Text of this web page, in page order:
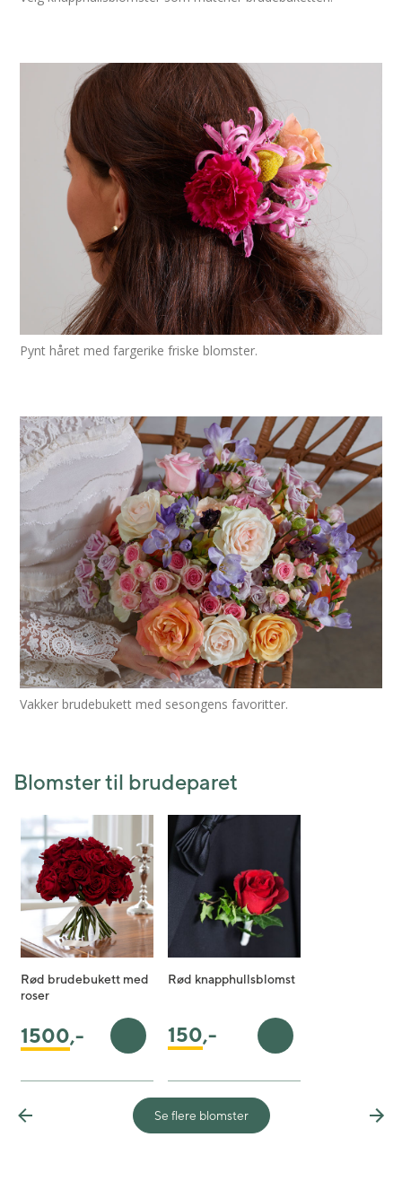
Pynt håret med fargerike friske blomster.
Vakker brudebukett med sesongens favoritter.
Blomster til brudeparet
Rød brudebukett med
roser
1500,- Legg i handlekurv
Rød knapphullsblomst
150,- Legg i handlekurv
Previous Se flere blomster